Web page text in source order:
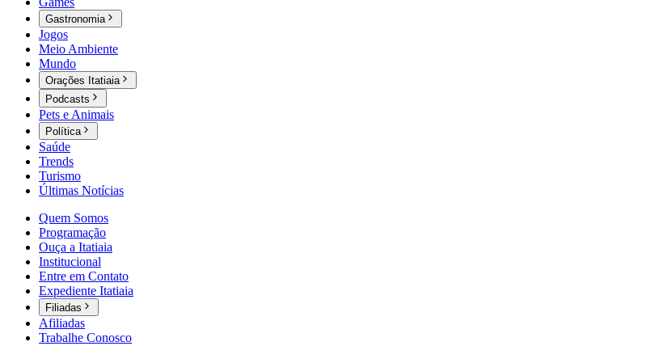
Gastronomia
Jogos
Meio Ambiente
Mundo
Orações Itatiaia
Podcasts
Pets e Animais
Política
Saúde
Trends
Turismo
Últimas Notícias
Quem Somos
Programação
Ouça a Itatiaia
Institucional
Entre em Contato
Expediente Itatiaia
Filiadas
Afiliadas
Trabalhe Conosco